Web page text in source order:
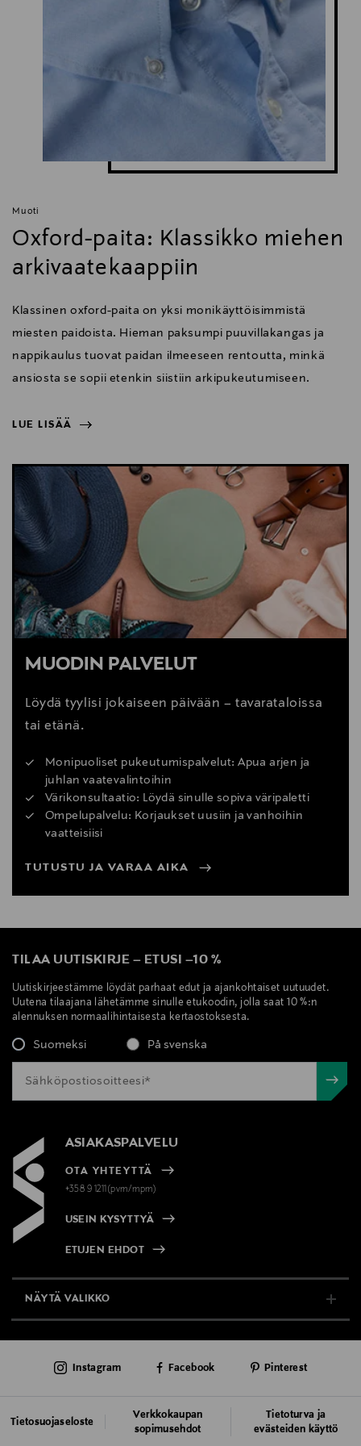
Muoti
Oxford-paita: Klassikko miehen
arkivaatekaappiin
Klassinen oxford-paita on yksi monikäyttöisimmistä
miesten paidoista. Hieman paksumpi puuvillakangas ja
nappikaulus tuovat paidan ilmeeseen rentoutta, minkä
ansiosta se sopii etenkin siistiin arkipukeutumiseen.
LUE LISÄÄ
LUE LISÄÄ
MUODIN PALVELUT
Löydä tyylisi jokaiseen päivään – tavarataloissa
tai etänä.
Monipuoliset pukeutumispalvelut: Apua arjen ja
juhlan vaatevalintoihin
Värikonsultaatio: Löydä sinulle sopiva väripaletti
Ompelupalvelu: Korjaukset uusiin ja vanhoihin
vaatteisiisi
TUTUSTU JA VARAA AIKA
TILAA UUTISKIRJE – ETUSI –10 %
Uutiskirjeestämme löydät parhaat edut ja ajankohtaiset uutuudet.
Uutena tilaajana lähetämme sinulle etukoodin, jolla saat 10 %:n
alennuksen normaalihintaisesta kertaostoksesta.
Suomeksi På svenska
ASIAKASPALVELU
OTA YHTEYTTÄ
+358 9 1211(pvm/mpm)
USEIN KYSYTTYÄ
ETUJEN EHDOT
NÄYTÄ VALIKKO
AJANKOHTAISTA
Tietosuojaseloste
Verkkokaupan
sopimusehdot
Tietoturva ja
evästeiden käyttö
Instagram Facebook Pinterest